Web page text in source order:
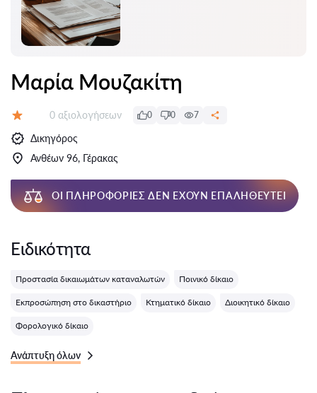
Μαρία Μουζακίτη
Αξιολογήσεις:
0 αξιολογήσεων 0 0 7
Δικηγόρος
Ανθέων 96, Γέρακας
ΟΙ ΠΛΗΡΟΦΟΡΊΕΣ ΔΕΝ ΈΧΟΥΝ ΕΠΑΛΗΘΕΥΤΕΊ
Ειδικότητα
Προστασία δικαιωμάτων καταναλωτών Ποινικό δίκαιο
Εκπροσώπηση στο δικαστήριο Κτηματικό δίκαιο Διοικητικό δίκαιο
Φορολογικό δίκαιο
Ανάπτυξη όλων